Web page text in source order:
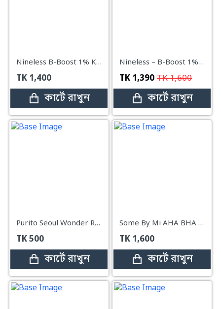
Nineless B-Boost 1% Kojic Acid Serum 30ml
TK 1,400
কার্টে রাখুন
Nineless – B-Boost 1% Kojic Acid Toner 200ml
TK 1,390 TK1,600
কার্টে রাখুন
Purito Seoul Wonder Releaf Centella Toner Unscented – 30ml
TK500
কার্টে রাখুন
Some By Mi AHA BHA PHA 30 Days Miracle Toner - 150ml
TK 1,600
কার্টে রাখুন